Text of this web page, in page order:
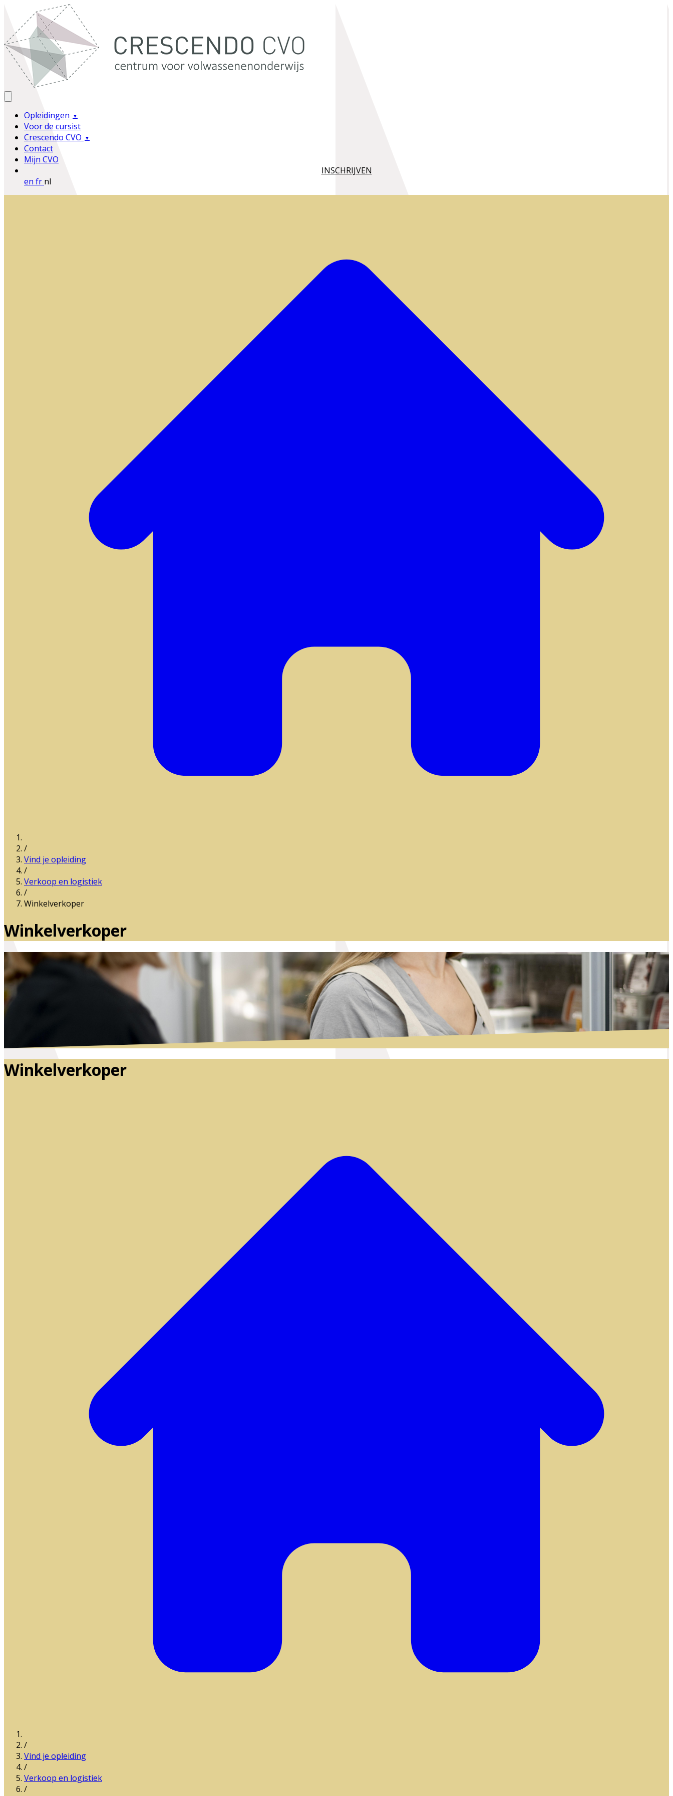
Opleidingen
Voor de cursist
Crescendo CVO
Contact
Mijn CVO
INSCHRIJVEN
en fr nl
/
Vind je opleiding
/
Verkoop en logistiek
/
Winkelverkoper
Winkelverkoper
Winkelverkoper
/
Vind je opleiding
/
Verkoop en logistiek
/